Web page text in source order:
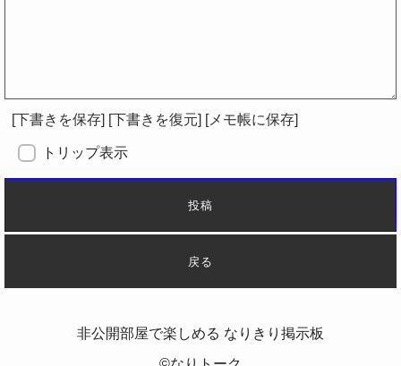
[下書きを保存] [下書きを復元] [メモ帳に保存]
トリップ表示
非公開部屋で楽しめる なりきり掲示板